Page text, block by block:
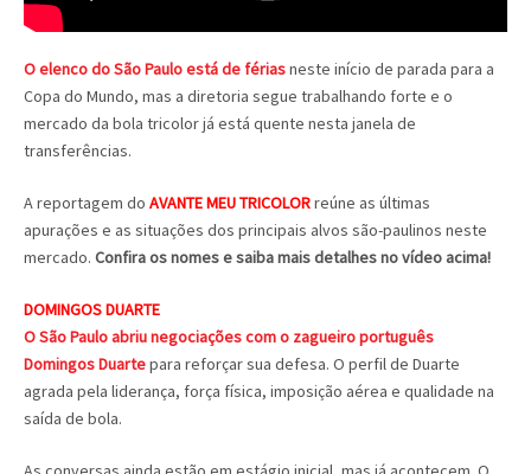
O elenco do São Paulo está de fériasneste início de parada para a
Copa do Mundo, mas a diretoria segue trabalhando forte e o
mercado da bola tricolor já está quente nesta janela de
transferências.
A reportagem do AVANTE MEU TRICOLORreúne as últimas
apurações e as situações dos principais alvos são-paulinos neste
mercado. Confira os nomes e saiba mais detalhes no vídeo acima!
DOMINGOS DUARTE
O São Paulo abriu negociações com o zagueiro português
Domingos Duartepara reforçar sua defesa. O perfil de Duarte
agrada pela liderança, força física, imposição aérea e qualidade na
saída de bola.